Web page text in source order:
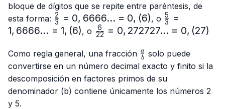
bloque de dígitos que se repite entre paréntesis, de
esta forma: \frac{2}
{3}=0,6666...
3
2 = 0, 6666... = 0, (6), o \frac{5}
{3}=
= 1,(6)
3
5
=
1, 6666... = 1, (6), o \frac{6}
= 0,(27)
22
6 = 0, 272727... = 0, (27)
Como regla general, una fracción \frac{a}
{b}
b
a
solo puede
convertirse en un número decimal exacto y finito si la
descomposición en factores primos de su
denominador (b) contiene únicamente los números 2
y 5.